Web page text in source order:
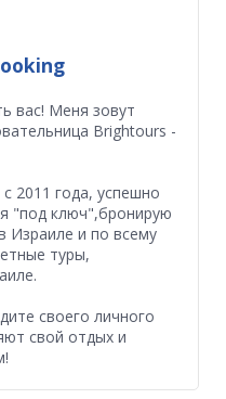
вас! Меня зовут
Brightours -
2011 года, успешно
"под ключ",бронирую
Израиле и по всему
туры,
своего личного
свой отдых и